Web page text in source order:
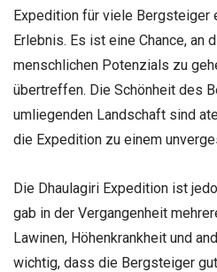
Expedition für viele Bergsteiger
Erlebnis. Es ist eine Chance, an
menschlichen Potenzials zu
übertreffen. Die Schönheit des
umliegenden Landschaft sind
die Expedition zu einem
Die Dhaulagiri Expedition ist
gab in der Vergangenheit
Lawinen, Höhenkrankheit und
wichtig, dass die Bergsteiger